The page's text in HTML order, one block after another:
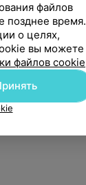
файлов
позднее время.
о целях,
вы можете
файлов cookie